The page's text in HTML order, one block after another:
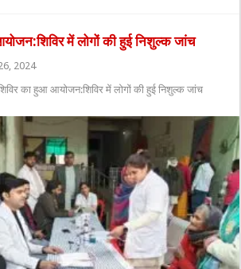
में लोगों की हुई निशुल्क जांच
2024
का हुआ आयोजन:शिविर में लोगों की हुई निशुल्क जांच